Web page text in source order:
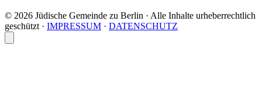
© 2026 Jüdische Gemeinde zu Berlin · Alle Inhalte urheberrechtlich
geschützt · IMPRESSUM · DATENSCHUTZ